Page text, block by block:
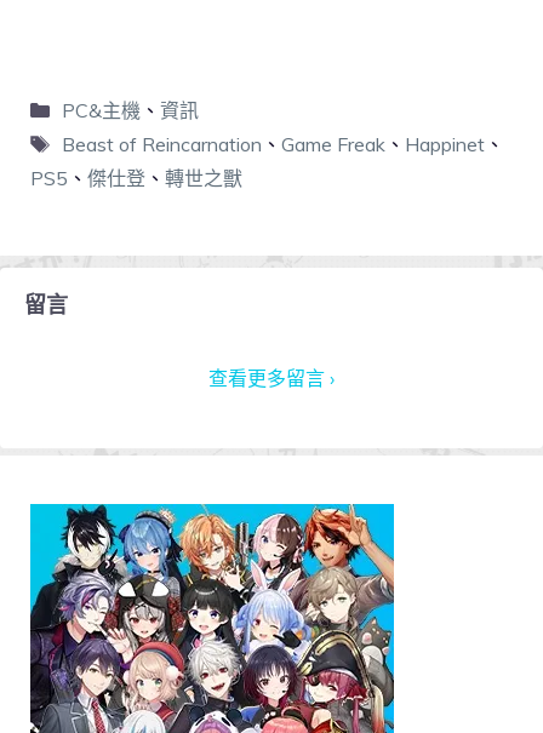
PC&主機 、 資訊
Beast of Reincarnation 、 Game Freak 、 Happinet、
PS5 、 傑仕登 、 轉世之獸
留言
查看更多留言 ›